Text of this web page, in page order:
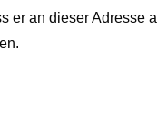
er an dieser Adresse